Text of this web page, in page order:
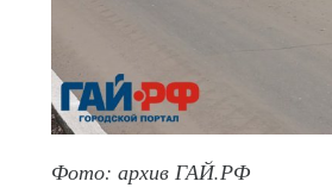
Фото: архив ГАЙ.РФ